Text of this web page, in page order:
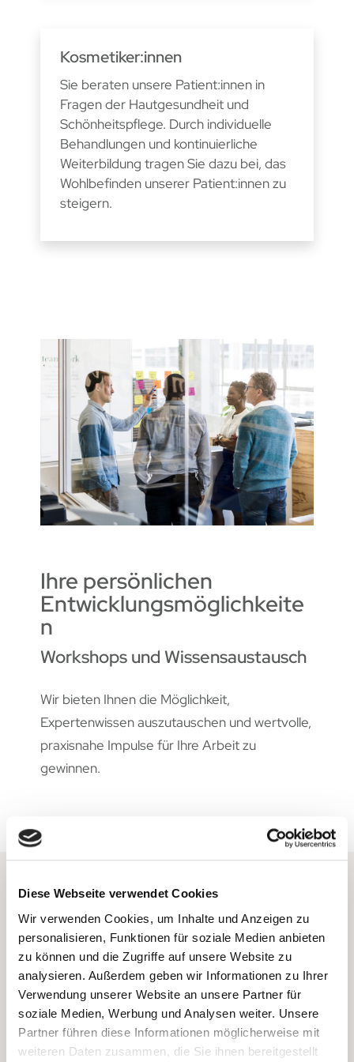
Diese Webseite verwendet Cookies
Wir verwenden Cookies, um Inhalte und Anzeigen zu
personalisieren, Funktionen für soziale Medien anbieten
zu können und die Zugriffe auf unsere Website zu
analysieren. Außerdem geben wir Informationen zu Ihrer
Verwendung unserer Website an unsere Partner für
soziale Medien, Werbung und Analysen weiter. Unsere
Partner führen diese Informationen möglicherweise mit
weiteren Daten zusammen, die Sie ihnen bereitgestellt
Kosmetiker:innen
Sie beraten unsere Patient:innen in
Fragen der Hautgesundheit und
Schönheitspflege. Durch individuelle
Behandlungen und kontinuierliche
Weiterbildung tragen Sie dazu bei, das
Wohlbefinden unserer Patient:innen zu
steigern.
Ihre persönlichen
Entwicklungsmöglichkeite
n
Workshops und Wissensaustausch
Wir bieten Ihnen die Möglichkeit,
Expertenwissen auszutauschen und wertvolle,
praxisnahe Impulse für Ihre Arbeit zu
gewinnen.
Auf diese Benefits können Sie
zählen
flexible Arbeitszeitmodelle